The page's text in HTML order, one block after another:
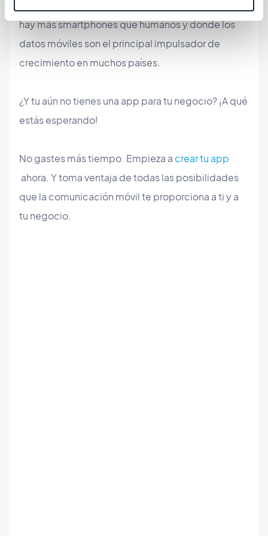
hay más smartphones que humanos y donde los
datos móviles son el principal impulsador de
crecimiento en muchos países.
¿Y tu aún no tienes una app para tu negocio? ¡A qué
estás esperando!
No gastes más tiempo. Empieza a crear tu app
ahora. Y toma ventaja de todas las posibilidades
que la comunicación móvil te proporciona a ti y a
tu negocio.